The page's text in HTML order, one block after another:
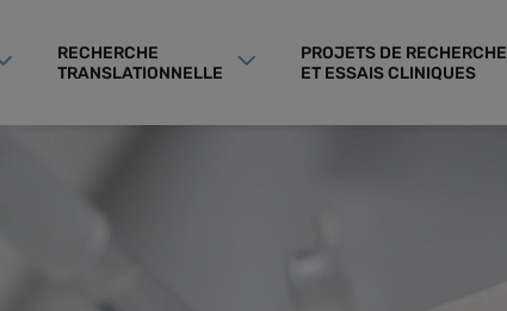
RECHERCHE
TRANSLATIONNELLE
PROJETS DE RECHERCHE
ET ESSAIS CLINIQUES